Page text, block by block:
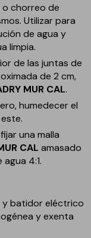
o chorreo de
Utilizar para
de agua y
limpia.
de las juntas de
de 2 cm,
MUR CAL.
humedecer el
una malla
CAL amasado
4:1.
y batidor eléctrico
y exenta